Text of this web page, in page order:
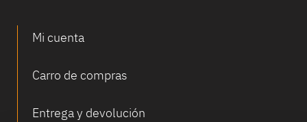
Mi cuenta
Carro de compras
Entrega y devolución